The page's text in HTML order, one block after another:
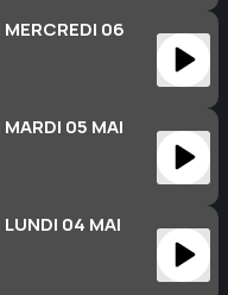
06
05 MAI
04 MAI